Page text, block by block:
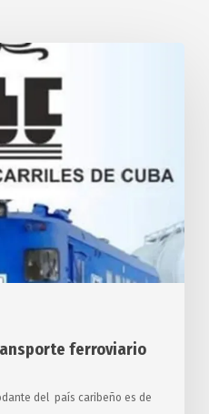
ferroviario
del país caribeño es de